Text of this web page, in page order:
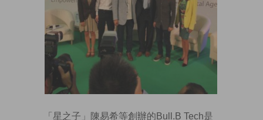
「星之子」陳易希等創辦的Bull.B Tech是